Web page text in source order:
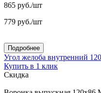
865 руб./шт
779 руб./шт
Подробнее
Угол желоба внутренний
Купить в 1 клик
Скидка